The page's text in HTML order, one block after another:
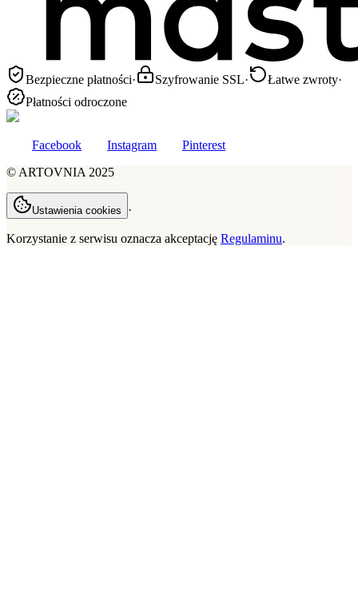
Bezpieczne płatności· Szyfrowanie SSL· Łatwe zwroty·
Płatności odroczone
Facebook Instagram
Pinterest
© ARTOVNIA 2025
Ustawienia cookies ·
Korzystanie z serwisu oznacza akceptację Regulaminu.